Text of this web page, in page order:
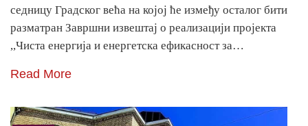
седницу Градског већа на којој ће између осталог бити
разматран Завршни извештај о реализацији пројекта
,,Чиста енергија и енергетска ефикасност за…
Read More